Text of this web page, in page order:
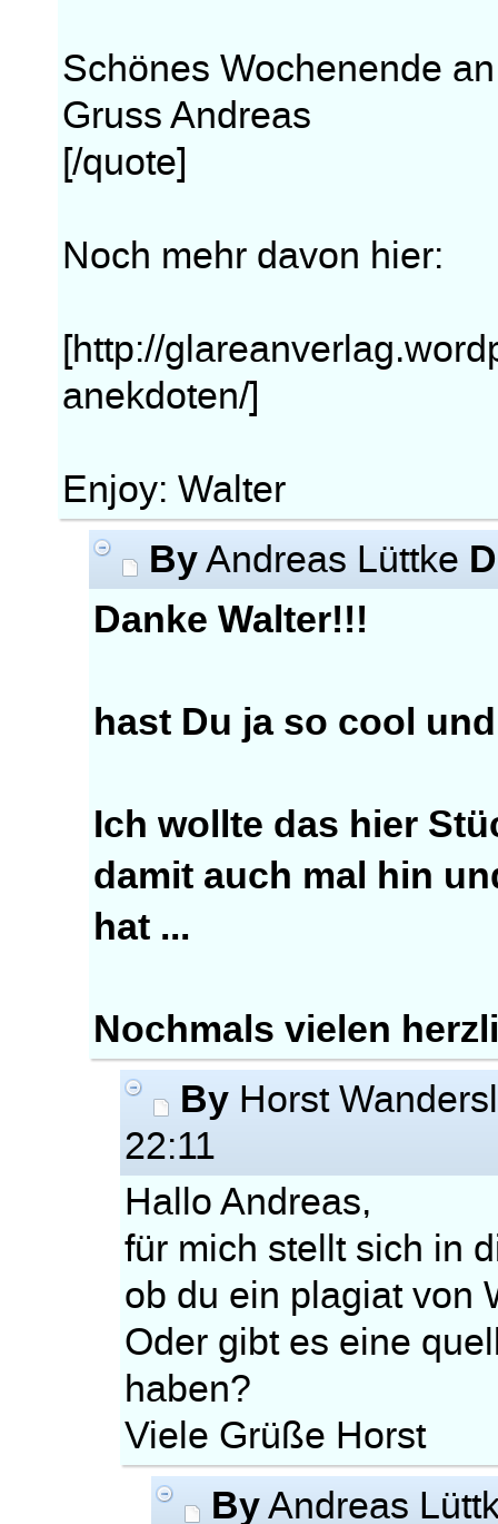
Schönes Wochenende
Gruss Andreas
[/quote]
Noch mehr davon hier:
[http://
anekdoten/]
Enjoy: Walter
ByAndreas Lüttke
Danke Walter!!!
hast Du ja so cool
Ich wollte das hier
damit auch mal hin
hat ...
Nochmals vielen
By Horst
22:11
Hallo Andreas,
für mich stellt sich in
ob du ein plagiat von
Oder gibt es eine
haben?
Viele Grüße Horst
ByAndreas